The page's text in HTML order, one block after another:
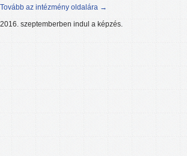
Tovább az intézmény oldalára →
2016. szeptemberben indul a képzés.